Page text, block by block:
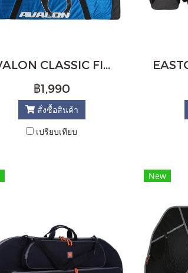
AVALON CLASSIC FIRST SOFT T/D RECURVE CASE
฿1,990
สั่งซื้อสินค้า
เปรียบเทียบ
New